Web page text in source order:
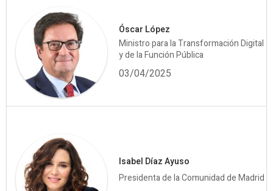
Óscar López
Ministro para la Transformación Digital
y de la Función Pública
03/04/2025
Isabel Díaz Ayuso
Presidenta de la Comunidad de Madrid